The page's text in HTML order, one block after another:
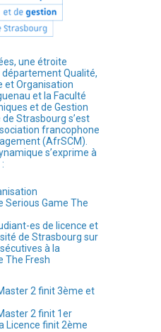
une étroite
Qualité,
et Organisation
et la Faculté
et de Gestion
de Strasbourg s’est
francophone
(AfrSCM).
s’exprime à
Serious Game The
es de licence et
de Strasbourg sur
à la
The Fresh
2 finit 3ème et
2 finit 1er
Licence finit 2ème